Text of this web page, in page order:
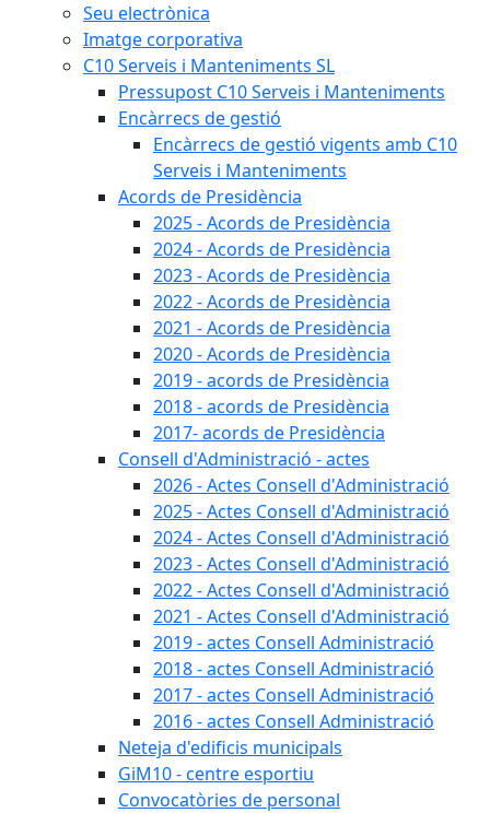
Seu electrònica
Imatge corporativa
C10 Serveis i Manteniments SL
Pressupost C10 Serveis i Manteniments
Encàrrecs de gestió
Encàrrecs de gestió vigents amb C10
Serveis i Manteniments
Acords de Presidència
2025 - Acords de Presidència
2024 - Acords de Presidència
2023 - Acords de Presidència
2022 - Acords de Presidència
2021 - Acords de Presidència
2020 - Acords de Presidència
2019 - acords de Presidència
2018 - acords de Presidència
2017- acords de Presidència
Consell d'Administració - actes
2026 - Actes Consell d'Administració
2025 - Actes Consell d'Administració
2024 - Actes Consell d'Administració
2023 - Actes Consell d'Administració
2022 - Actes Consell d'Administració
2021 - Actes Consell d'Administració
2019 - actes Consell Administració
2018 - actes Consell Administració
2017 - actes Consell Administració
2016 - actes Consell Administració
Neteja d'edificis municipals
GiM10 - centre esportiu
Convocatòries de personal